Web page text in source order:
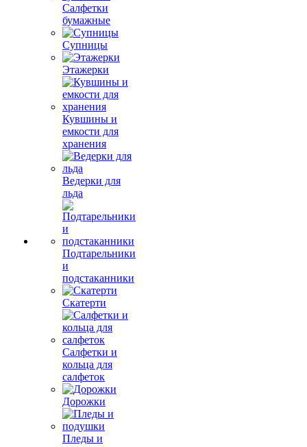
Салфетки
бумажные
Супницы
Этажерки
Кувшины и
емкости для
хранения
Ведерки для
льда
Подтарельники
и
подстаканники
Скатерти
Салфетки и
кольца для
салфеток
Дорожки
Пледы и